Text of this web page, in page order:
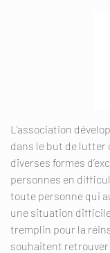
L’association
dans le but de lutter
diverses formes
personnes en
toute personne qui
une situation
tremplin pour la
souhaitent retrouver